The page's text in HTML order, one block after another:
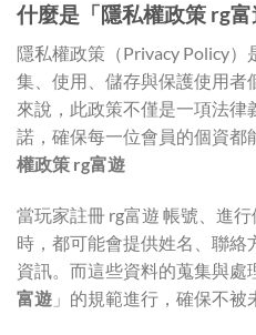
什麼是「隱私權政策 rg富
隱私權政策（Privacy Policy
集、使用、儲存與保護使用者
來說，此政策不僅是一項法律
諾，確保每一位會員的個資都
權政策 rg富遊
當玩家註冊 rg富遊 帳號、進
時，都可能會提供姓名、聯
資訊。而這些資料的蒐集與處
富遊 」的規範進行，確保不被